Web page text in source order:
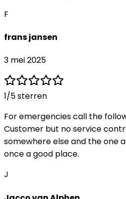
F
frans jansen
3 mei 2025
1/5 sterren
For emergencies call the
Customer but no service
somewhere else and the one
once a good place.
J